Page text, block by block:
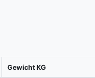
Gewicht KG